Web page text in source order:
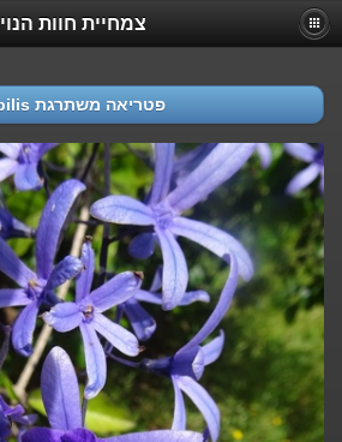
צמחיית חוות הנוי
petrea volubilis פטריאה משתרגת